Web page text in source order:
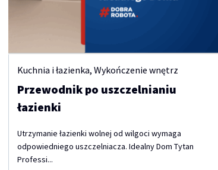
Kuchnia i łazienka, Wykończenie wnętrz
Przewodnik po uszczelnianiu
łazienki
Utrzymanie łazienki wolnej od wilgoci wymaga
odpowiedniego uszczelniacza. Idealny Dom Tytan
Professi...